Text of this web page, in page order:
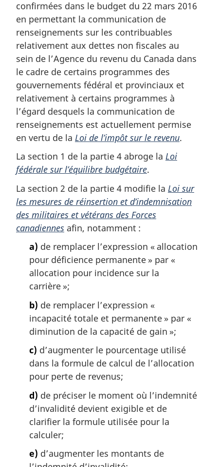
confirmées dans le budget du 22 mars 2016
en permettant la communication de
renseignements sur les contribuables
relativement aux dettes non fiscales au
sein de l’Agence du revenu du Canada dans
le cadre de certains programmes des
gouvernements fédéral et provinciaux et
relativement à certains programmes à
l’égard desquels la communication de
renseignements est actuellement permise
en vertu de la Loi de l’impôt sur le revenu.
La section 1 de la partie 4 abroge la Loi
fédérale sur l’équilibre budgétaire.
La section 2 de la partie 4 modifie la Loi sur
les mesures de réinsertion et d’indemnisation
des militaires et vétérans des Forces
canadiennes afin, notamment :
a) de remplacer l’expression « allocation
pour déficience permanente » par «
allocation pour incidence sur la
carrière »;
b) de remplacer l’expression «
incapacité totale et permanente » par «
diminution de la capacité de gain »;
c) d’augmenter le pourcentage utilisé
dans la formule de calcul de l’allocation
pour perte de revenus;
d) de préciser le moment où l’indemnité
d’invalidité devient exigible et de
clarifier la formule utilisée pour la
calculer;
e) d’augmenter les montants de